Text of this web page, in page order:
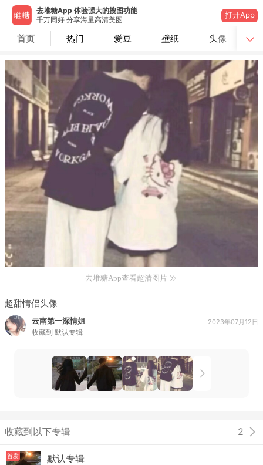
去堆糖App 体验强大的搜图功能
千万同好 分享海量高清美图
打开App
首页 热门 爱豆 壁纸 头像
去堆糖App查看超清图片
超甜情侣头像
云南第一深情姐
收藏到 默认专辑
2023年07月12日
收藏到以下专辑 2
首发 默认专辑